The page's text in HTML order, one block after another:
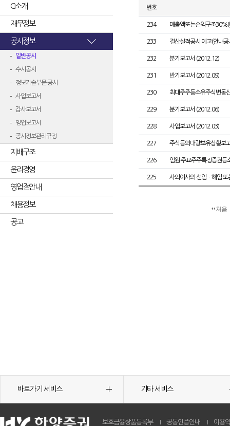
CI소개
재무정보
공시정보
일반공시
수시공시
정보기술부문 공시
사업보고서
감사보고서
영업보고서
공시정보관리규정
지배구조
윤리경영
영업점안내
채용정보
공고
번호
234 매출액또는손익구조
233 결산실적공시 예고(안내공
232 분기보고서 (2012.12)
231 반기보고서 (2012.09)
230 최대주주등소유주식변동
229 분기보고서 (2012.06)
228 사업보고서 (2012.03)
227 주식등의대량보유상황보
226 임원·주요주주특정증권등
225 사외이사의 선임ㆍ해임 또
처음
바로가기 서비스 기타 서비스
보호금융상품등록부 공동인증안내 이용